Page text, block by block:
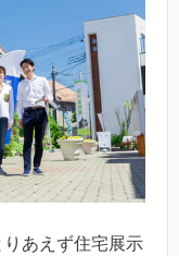
あえず住宅展示